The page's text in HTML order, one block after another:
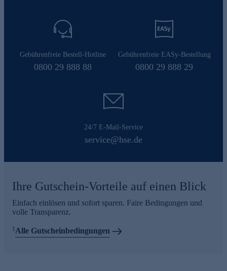
Gebührenfreie Bestell-Hotline
0800 29 888 88
Gebührenfreie EASy-Bestellung
0800 29 888 29
24/7 E-Mail-Service
service@hse.de
Ihre Gutschein-Vorteile auf einen Blick
Einfach einlösen und sofort sparen. Faire Bedingungen und
volle Transparenz.
1Alle Gutscheinbedingungen